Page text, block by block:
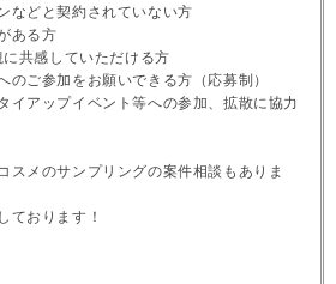
などと契約されていない方
ある方
共感していただける方
のご参加をお願いできる方（応募制）
イアップイベント等への参加、拡散に協力
スメのサンプリングの案件相談もありま
ております！